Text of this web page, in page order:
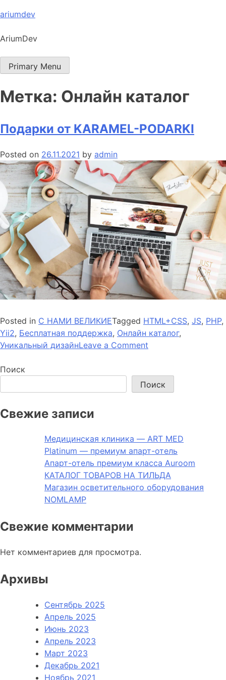
Skip
content
ariumdev
AriumDev
Primary Menu
Метка: Онлайн каталог
Подарки от KARAMEL-PODARKI
Posted on 26.11.2021 by admin
Posted in С НАМИ ВЕЛИКИЕTagged HTML+CSS, JS, PHP,
Yii2, Бесплатная поддержка, Онлайн каталог,
Уникальный дизайнLeave a Comment
KARAMEL-
PODARKI
Поиск
Поиск
Свежие записи
Медицинская клиника — ART MED
Platinum — премиум апарт-отель
Апарт-отель премиум класса Auroom
КАТАЛОГ ТОВАРОВ НА ТИЛЬДА
Магазин осветительного оборудования
NOMLAMP
Свежие комментарии
Нет комментариев для просмотра.
Архивы
Сентябрь 2025
Апрель 2025
Июнь 2023
Апрель 2023
Март 2023
Декабрь 2021
Ноябрь 2021